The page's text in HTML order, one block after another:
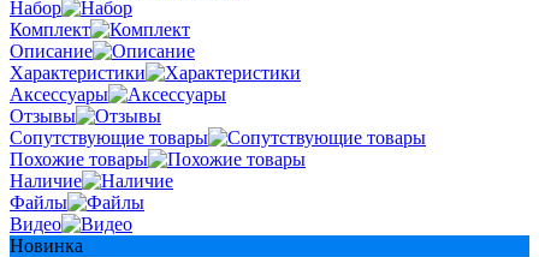
Набор
Комплект
Описание
Характеристики
Аксессуары
Отзывы
Сопутствующие товары
Похожие товары
Наличие
Файлы
Видео
Новинка